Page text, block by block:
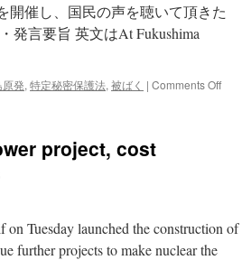
開催し、国民の声を聴いて頂きた
言要旨 英文はAt Fukushima
発, 特定秘密保護法, 被ばく | Comments Offon
福
project, cost
Tuesday launched the construction of
further projects to make nuclear the